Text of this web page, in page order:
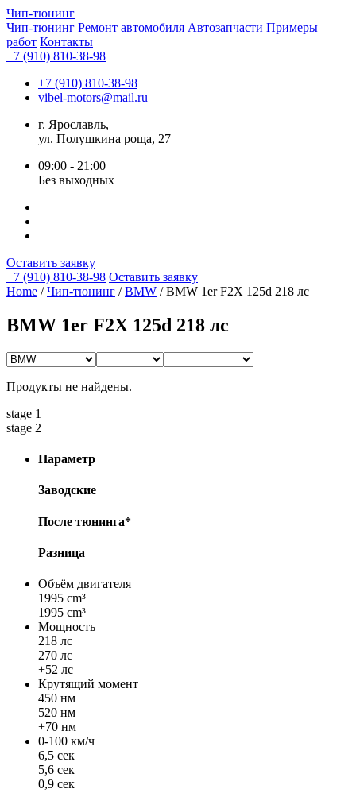
Чип-тюнинг
Чип-тюнинг Ремонт автомобиля Автозапчасти Примеры
работ Контакты
+7 (910) 810-38-98
+7 (910) 810-38-98
vibel-motors@mail.ru
г. Ярославль,
ул. Полушкина роща, 27
09:00 - 21:00
Без выходных
Оставить заявку
+7 (910) 810-38-98 Оставить заявку
Home /Чип-тюнинг /BMW / BMW 1er F2X 125d 218 лс
BMW 1er F2X 125d 218 лс
Продукты не найдены.
stage 1
stage 2
Параметр
Заводские
После тюнинга*
Разница
Объём двигателя
1995 cm³
1995 cm³
Мощность
218 лс
270 лс
+52 лс
Крутящий момент
450 нм
520 нм
+70 нм
0-100 км/ч
6,5 сек
5,6 сек
0,9 сек